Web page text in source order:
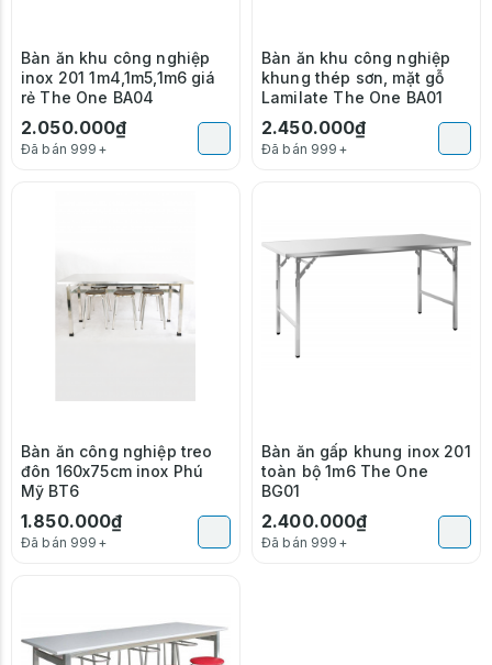
Bàn ăn khu công nghiệp
inox 201 1m4,1m5,1m6 giá
rẻ The One BA04
2.050.000₫
Đã bán 999+
Bàn ăn khu công nghiệp
khung thép sơn, mặt gỗ
Lamilate The One BA01
2.450.000₫
Đã bán 999+
Bàn ăn công nghiệp treo
đôn 160x75cm inox Phú
Mỹ BT6
1.850.000₫
Đã bán 999+
Bàn ăn gấp khung inox 201
toàn bộ 1m6 The One
BG01
2.400.000₫
Đã bán 999+